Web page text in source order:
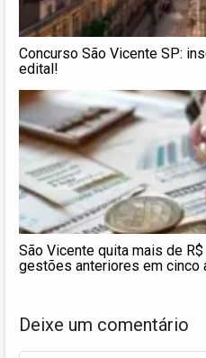
Concurso São Vicente SP:
edital!
São Vicente quita mais de
gestões anteriores em cinco
Deixe um comentário